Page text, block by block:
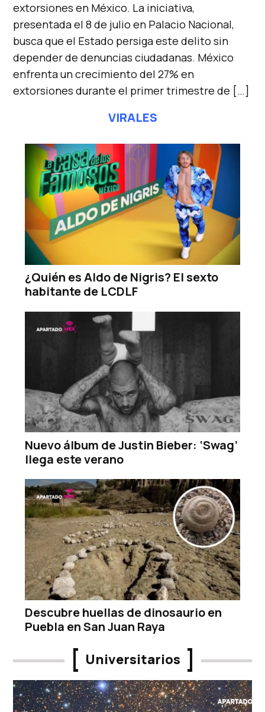
extorsiones en México. La iniciativa,
presentada el 8 de julio en Palacio Nacional,
busca que el Estado persiga este delito sin
depender de denuncias ciudadanas. México
enfrenta un crecimiento del 27% en
extorsiones durante el primer trimestre de […]
VIRALES
¿Quién es Aldo de Nigris? El sexto
habitante de LCDLF
Nuevo álbum de Justin Bieber: ‘Swag’
llega este verano
Descubre huellas de dinosaurio en
Puebla en San Juan Raya
Universitarios